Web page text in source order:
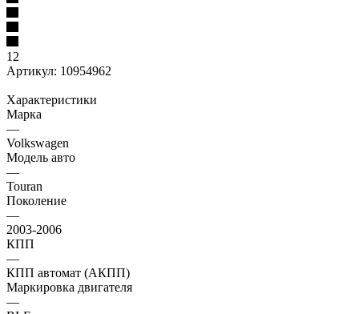
12
Артикул: 10954962
Характеристики
Марка
—
Volkswagen
Модель авто
—
Touran
Поколение
—
2003-2006
КПП
—
КПП автомат (АКПП)
Маркировка двигателя
—